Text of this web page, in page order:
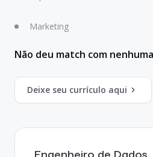
Marketing
Não deu match com
Deixe seu currículo aqui